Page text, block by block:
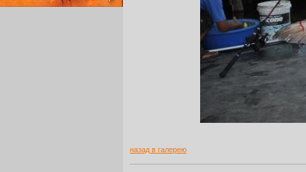
назад в галерею